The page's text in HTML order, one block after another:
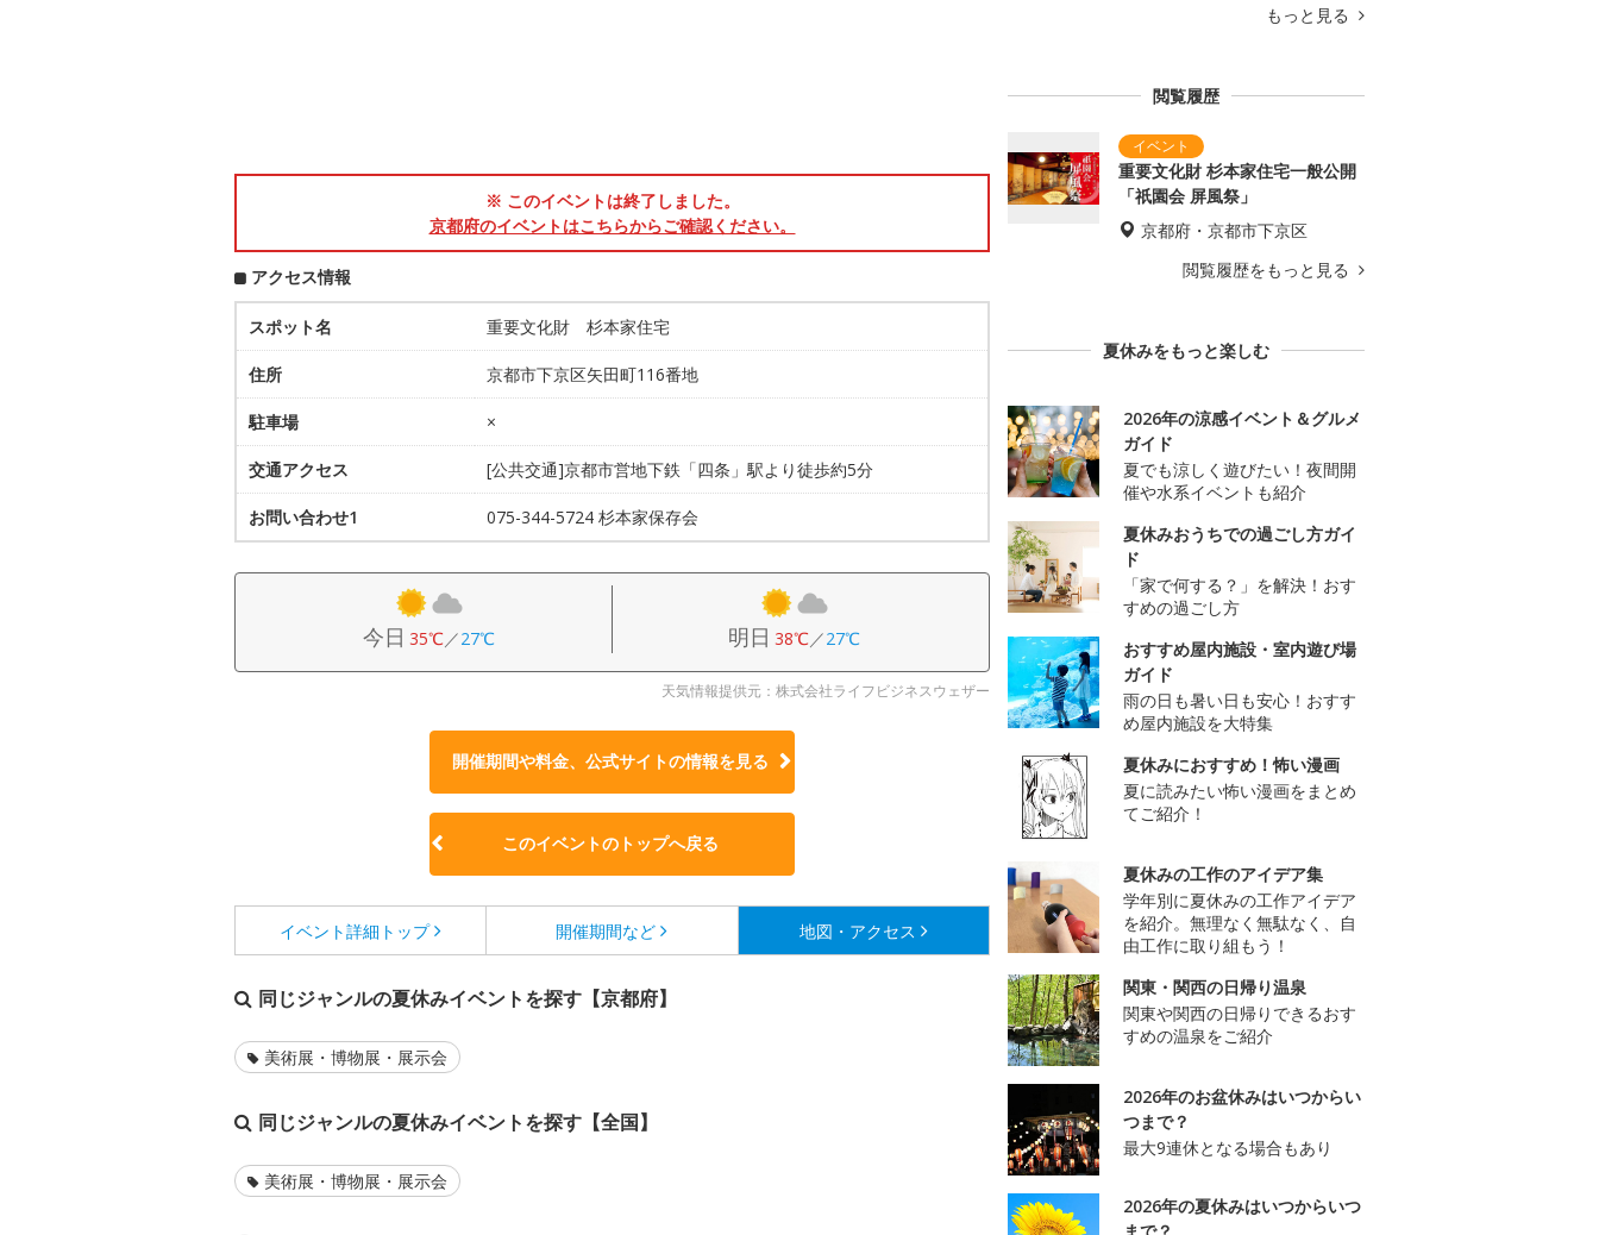
※ このイベントは終了しました。
京都府のイベントはこちらからご確認ください。
アクセス情報
スポット名 重要文化財 杉本家住宅
住所 京都市下京区矢田町116番地
駐車場 ×
交通アクセス [公共交通]京都市営地下鉄「四条」駅より徒歩約5分
お問い合わせ1 075-344-5724 杉本家保存会
今日 35℃／27℃ 明日 38℃／27℃
天気情報提供元：株式会社ライフビジネスウェザー
開催期間や料金、公式サイトの情報を見る
このイベントのトップへ戻る
イベント詳細 トップ 開催期間など 地図・アクセス
同じジャンルの夏休みイベントを探す【京都府】
美術展・博物展・展示会
同じジャンルの夏休みイベントを探す【全国】
美術展・博物展・展示会
もっと見る
閲覧履歴
重要文化財 杉本家住宅一般公開
「祇園会 屏風祭」
京都府・京都市下京区
閲覧履歴をもっと見る
夏休みをもっと楽しむ
2026年の涼感イベント＆グルメ
ガイド
夏でも涼しく遊びたい！夜間開
催や水系イベントも紹介
夏休みおうちでの過ごし方ガイ
ド
「家で何する？」を解決！おす
すめの過ごし方
おすすめ屋内施設・室内遊び場
ガイド
雨の日も暑い日も安心！おすす
め屋内施設を大特集
夏休みにおすすめ！怖い漫画
夏に読みたい怖い漫画をまとめ
てご紹介！
夏休みの工作のアイデア集
学年別に夏休みの工作アイデア
を紹介。無理なく無駄なく、自
由工作に取り組もう！
関東・関西の日帰り温泉
関東や関西の日帰りできるおす
すめの温泉をご紹介
2026年のお盆休みはいつからい
つまで？
最大9連休となる場合もあり
2026年の夏休みはいつからいつ